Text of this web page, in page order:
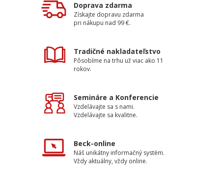
Doprava zdarma
Získajte dopravu zdarma
pri nákupu nad 99 €.
Tradičné nakladateľstvo
Pôsobíme na trhu už viac ako 11
rokov.
Semináre a Konferencie
Vzdelávajte sa s nami.
Vzdelávajte sa kvalitne.
Beck-online
Náš unikátny informačný systém.
Vždy aktuálny, vždy online.